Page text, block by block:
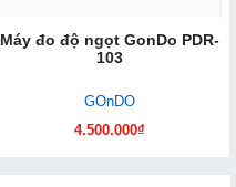
Máy đo độ ngọt GonDo PDR-
103
GOnDO
4.500.000₫